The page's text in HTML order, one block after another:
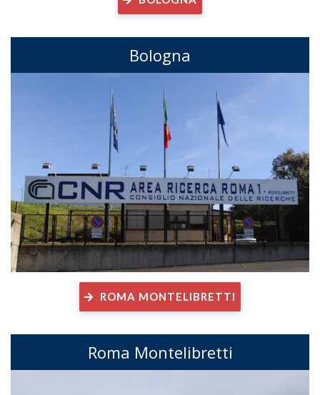
Bologna
ROMA MONTELIBRETTI
Roma Montelibretti